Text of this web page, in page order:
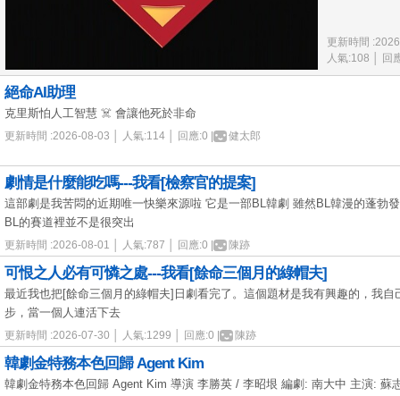
更新時間
人氣:108 │ 回
絕命AI助理
克里斯怕人工智慧 ☠️ 會讓他死於非命
更新時間 :2026-08-03 │ 人氣:114 │ 回應:0 | 健太郎
劇情是什麼能吃嗎---我看[檢察官的提案]
這部劇是我苦悶的近期唯一快樂來源啦 它是一部BL韓劇 雖然BL韓漫的蓬勃
BL的賽道裡並不是很突出
更新時間 :2026-08-01 │ 人氣:787 │ 回應:0 | 陳跡
可恨之人必有可憐之處---我看[餘命三個月的綠帽夫]
最近我也把[餘命三個月的綠帽夫]日劇看完了。這個題材是我有興趣的，我
步，當一個人連活下去
更新時間 :2026-07-30 │ 人氣:1299 │ 回應:0 | 陳跡
韓劇金特務本色回歸 Agent Kim
韓劇金特務本色回歸 Agent Kim 導演 李勝英 / 李昭垠 編劇: 南大中 主演: 蘇